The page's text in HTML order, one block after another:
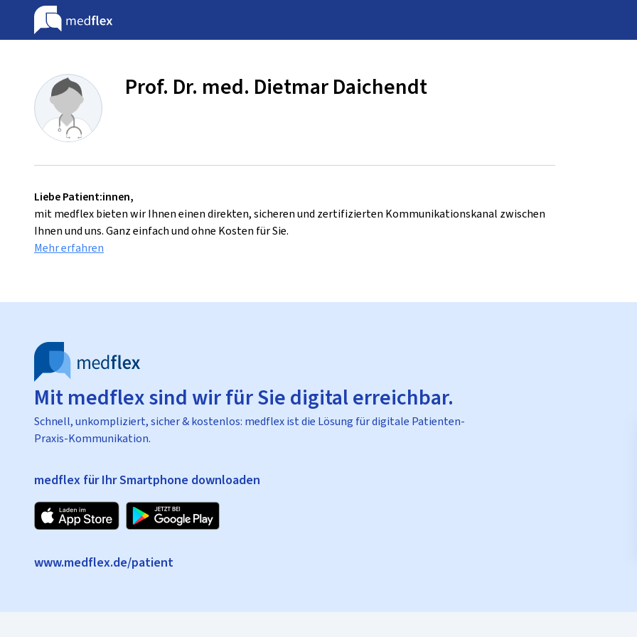
Prof. Dr. med. Dietmar Daichendt
Liebe Patient:innen,
mit medflex bieten wir Ihnen einen direkten, sicheren und zertifizierten Kommunikationskanal zwischen
Ihnen und uns. Ganz einfach und ohne Kosten für Sie.
Mehr erfahren
Mit medflex sind wir für Sie digital erreichbar.
Schnell, unkompliziert, sicher & kostenlos: medflex ist die Lösung für digitale Patienten-
Praxis-Kommunikation.
medflex für Ihr Smartphone downloaden
www.medflex.de/patient